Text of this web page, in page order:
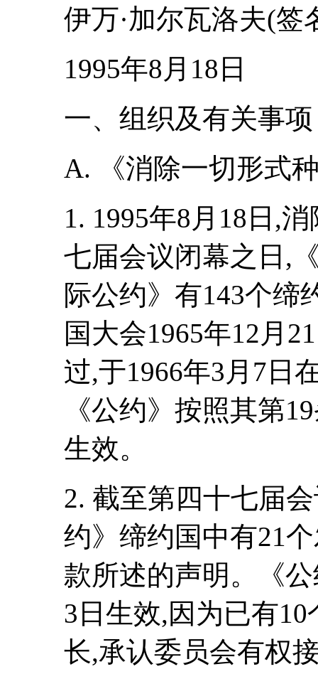
伊万·加尔瓦洛夫(签
1995年8月18日
一、组织及有关事项
A. 《消除一切形式
1. 1995年8月18日,
七届会议闭幕之日,
际公约》有143个缔
国大会1965年12月
过,于1966年3月7日
《公约》按照其第
生效。
2. 截至第四十七届
约》缔约国中有21
款所述的声明。《
3日生效,因为已有
长,承认委员会有权